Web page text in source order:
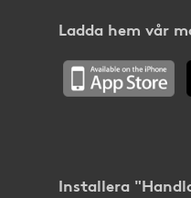
Ladda hem vår
Installera